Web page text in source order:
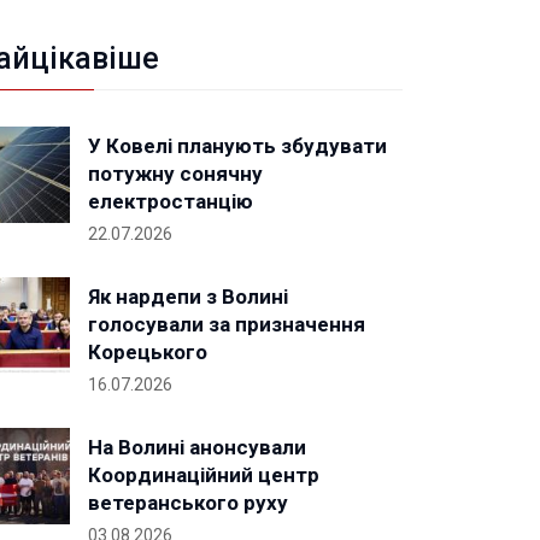
У Ковелі планують збудувати
потужну сонячну
електростанцію
22.07.2026
Як нардепи з Волині
голосували за призначення
Корецького
16.07.2026
На Волині анонсували
Координаційний центр
ветеранського руху
03.08.2026